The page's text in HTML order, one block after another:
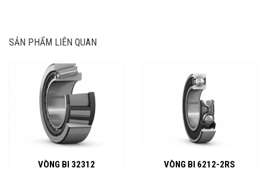
SẢN PHẨM LIÊN QUAN
VÒNG BI 32312 VÒNG BI 6212-2RS